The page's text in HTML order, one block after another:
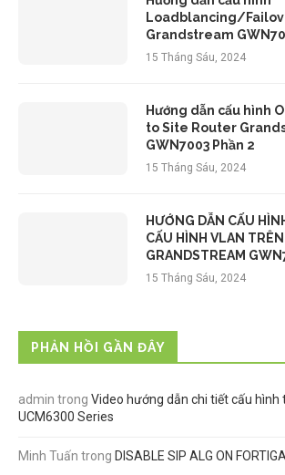
Loadblancing/
Grandstream
15 Tháng Sáu, 2024
Hướng dẫn cấu hình
to Site Router
GWN7003 Phần 2
15 Tháng Sáu, 2024
HƯỚNG DẪN CẤU
CẤU HÌNH VLAN
GRANDSTREAM
15 Tháng Sáu, 2024
PHẢN HỒI GẦN ĐÂY
admin trong Video hướng dẫn chi tiết cấu hình
UCM6300 Series
Minh Tuấn trong DISABLE SIP ALG ON